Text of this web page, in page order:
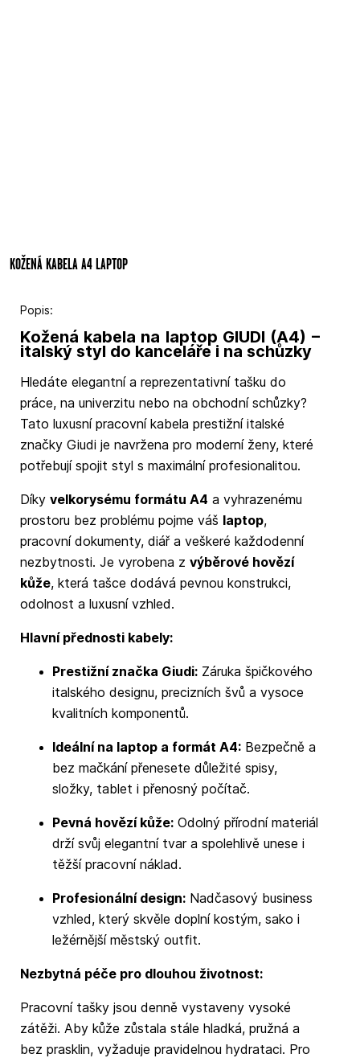
KOŽENÁ KABELA A4 LAPTOP
Popis:
Kožená kabela na laptop GIUDI (A4) –
italský styl do kanceláře i na schůzky
Hledáte elegantní a reprezentativní tašku do
práce, na univerzitu nebo na obchodní schůzky?
Tato luxusní pracovní kabela prestižní italské
značky Giudi je navržena pro moderní ženy, které
potřebují spojit styl s maximální profesionalitou.
Díky velkorysému formátu A4 a vyhrazenému
prostoru bez problému pojme váš laptop,
pracovní dokumenty, diář a veškeré každodenní
nezbytnosti. Je vyrobena z výběrové hovězí
kůže, která tašce dodává pevnou konstrukci,
odolnost a luxusní vzhled.
Hlavní přednosti kabely:
Prestižní značka Giudi:Záruka špičkového
italského designu, precizních švů a vysoce
kvalitních komponentů.
Ideální na laptop a formát A4:Bezpečně a
bez mačkání přenesete důležité spisy,
složky, tablet i přenosný počítač.
Pevná hovězí kůže:Odolný přírodní materiál
drží svůj elegantní tvar a spolehlivě unese i
těžší pracovní náklad.
Profesionální design:Nadčasový business
vzhled, který skvěle doplní kostým, sako i
ležérnější městský outfit.
Nezbytná péče pro dlouhou životnost:
Pracovní tašky jsou denně vystaveny vysoké
zátěži. Aby kůže zůstala stále hladká, pružná a
bez prasklin, vyžaduje pravidelnou hydrataci. Pro